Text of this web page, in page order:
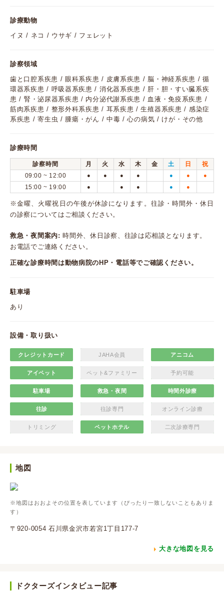
診療動物
イヌ / ネコ / ウサギ / フェレット
診察領域
歯と口腔系疾患 / 眼科系疾患 / 皮膚系疾患 / 脳・神経系疾患 / 循
環器系疾患 / 呼吸器系疾患 / 消化器系疾患 / 肝・胆・すい臓系疾
患 / 腎・泌尿器系疾患 / 内分泌代謝系疾患 / 血液・免疫系疾患 /
筋肉系疾患 / 整形外科系疾患 / 耳系疾患 / 生殖器系疾患 / 感染症
系疾患 / 寄生虫 / 腫瘍・がん / 中毒 / 心の病気 / けが・その他
診療時間
診察時間 月 火 水 木 金 土 日
祝
09:00 ~ 12:00
● ● ● ● ● ● ●
15:00 ~ 19:00 ● ● ● ● ●
※金曜、火曜祝日の午後が休診になります。往診・時間外・休日
の診察についてはご相談ください。
救急・夜間案内:時間外、休日診察、往診は応相談となります。
お電話でご連絡ください。
正確な診療時間は動物病院のHP・電話等でご確認ください。
駐車場
あり
設備・取り扱い
クレジットカード JAHA会員 アニコム
アイペット ペット&ファミリー 予約可能
駐車場 救急・夜間 時間外診療
往診 往診専門 オンライン診療
トリミング ペットホテル 二次診療専門
地図
※地図はおおよその位置を表しています（ぴったり一致しないこともありま
す）
〒920-0054 石川県金沢市若宮1丁目177-7
大きな地図を見る
ドクターズインタビュー記事